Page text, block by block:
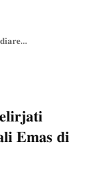
𝐄𝐦𝐚𝐬 𝐝𝐢